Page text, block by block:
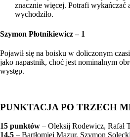
znacznie więcej. Potrafi wykańczać
wychodziło.
Szymon Płotnikiewicz – 1
Pojawił się na boisku w doliczonym
jako napastnik, choć jest nominalnym
występ.
PUNKTACJA PO TRZECH
15 punktów – Oleksij Rodewicz, Rafał
14,5 – Bartłomiej Mazur, Szymon